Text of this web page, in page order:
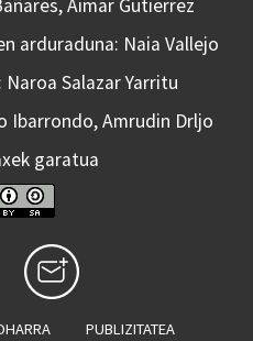
Aimar Gutierrez
arduraduna: Naia Vallejo
Salazar Yarritu
Ibarrondo, Amrudin Drljo
garatua
PUBLIZITATEA